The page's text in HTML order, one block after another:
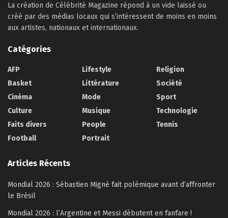
La création de Célébrité Magazine répond à un vide laissé ou
créé par des médias locaux qui s’intéressent de moins en moins
aux artistes, nationaux et internationaux.
Catégories
AFP
Basket
Cinéma
Culture
Faits divers
Football
Lifestyle
Littérature
Mode
Musique
People
Portrait
Religion
Société
Sport
Technologie
Tennis
Articles Récents
Mondial 2026 : Sébastien Migné fait polémique avant d’affronter
le Brésil
Mondial 2026 : l’Argentine et Messi débutent en fanfare !